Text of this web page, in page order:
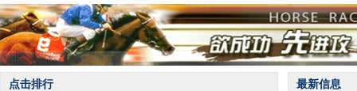
点击排行 最新信息